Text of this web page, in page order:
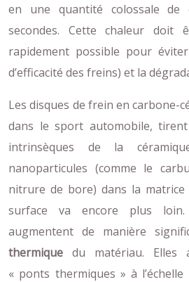
en une quantité colossale de
secondes. Cette chaleur doit
rapidement possible pour
d’efficacité des freins) et la
Les disques de frein en carbone-
dans le sport automobile,
intrinsèques de la
nanoparticules (comme le
nitrure de bore) dans la
surface va encore plus loin.
augmentent de manière
thermique du matériau. Elles
« ponts thermiques » à